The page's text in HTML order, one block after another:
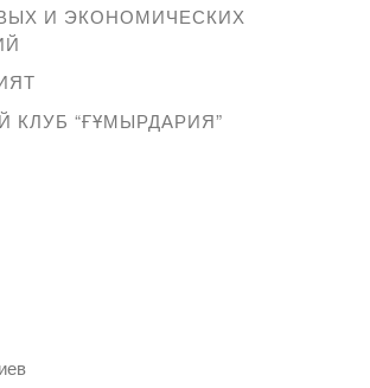
И ЭКОНОМИЧЕСКИХ
КЛУБ “ҒҰМЫРДАРИЯ”